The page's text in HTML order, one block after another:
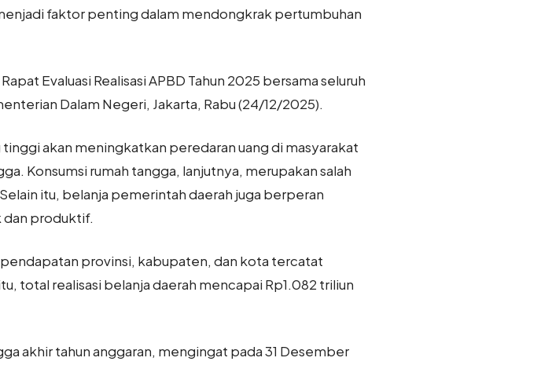
faktor penting dalam mendongkrak pertumbuhan
Evaluasi Realisasi APBD Tahun 2025 bersama seluruh
Dalam Negeri, Jakarta, Rabu (24/12/2025).
akan meningkatkan peredaran uang di masyarakat
Konsumsi rumah tangga, lanjutnya, merupakan salah
itu, belanja pemerintah daerah juga berperan
dan produktif.
provinsi, kabupaten, dan kota tercatat
total realisasi belanja daerah mencapai Rp1.082 triliun
akhir tahun anggaran, mengingat pada 31 Desember